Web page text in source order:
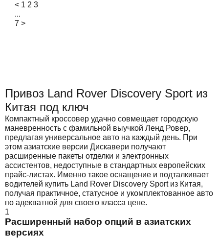
< 1 2 3
...
7 >
Привоз Land Rover Discovery Sport из
Китая под ключ
Компактный кроссовер удачно совмещает городскую
маневренность с фамильной выучкой Ленд Ровер,
предлагая универсальное авто на каждый день. При
этом азиатские версии Дискавери получают
расширенные пакеты отделки и электронных
ассистентов, недоступные в стандартных европейских
прайс-листах. Именно такое оснащение и подталкивает
водителей купить Land Rover Discovery Sport из Китая,
получая практичное, статусное и укомплектованное авто
по адекватной для своего класса цене.
1
Расширенный набор опций в азиатских
версиях